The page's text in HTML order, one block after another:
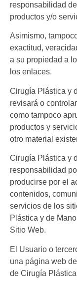
responsabilidad
productos y/o
Asimismo,
exactitud,
a su propiedad a
los enlaces.
Cirugía Plástica y
revisará o
como tampoco
productos y
otro material
Cirugía Plástica y
responsabilidad
producirse por el
contenidos,
servicios de los
Plástica y de
Sitio Web.
El Usuario o
una página web
de Cirugía